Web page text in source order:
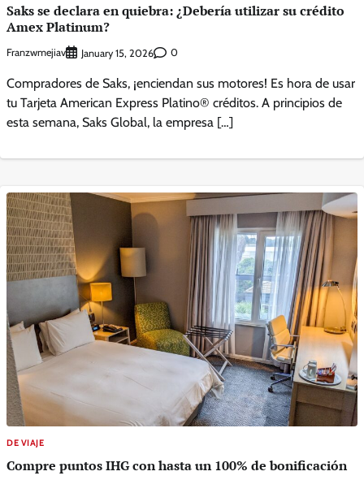
Saks se declara en quiebra: ¿Debería utilizar su crédito
Amex Platinum?
Franzwmejiav January 15, 2026 0
Compradores de Saks, ¡enciendan sus motores! Es hora de usar
tu Tarjeta American Express Platino® créditos. A principios de
esta semana, Saks Global, la empresa […]
DE VIAJE
Compre puntos IHG con hasta un 100% de bonificación